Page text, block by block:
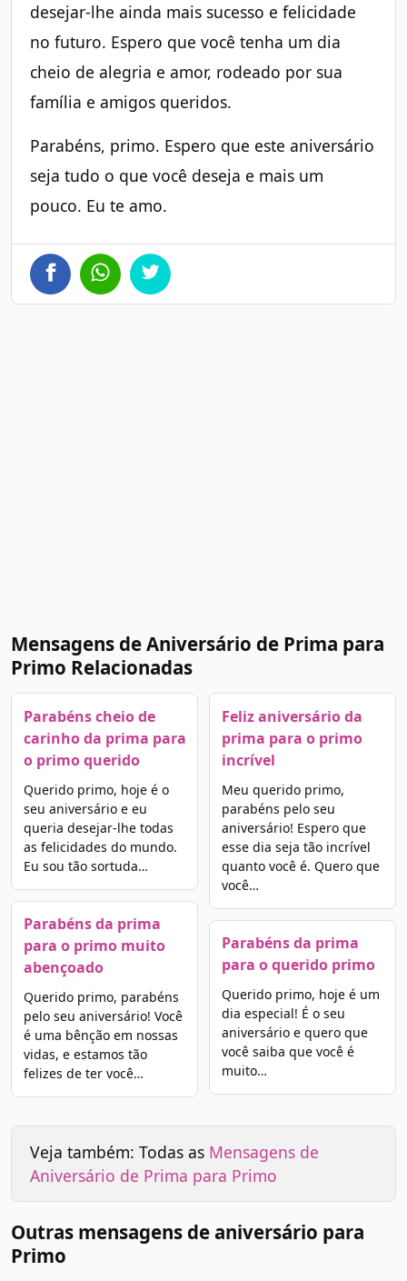
desejar-lhe ainda mais sucesso e felicidade
no futuro. Espero que você tenha um dia
cheio de alegria e amor, rodeado por sua
família e amigos queridos.
Parabéns, primo. Espero que este aniversário
seja tudo o que você deseja e mais um
pouco. Eu te amo.
Mensagens de Aniversário de Prima para
Primo Relacionadas
Parabéns cheio de
carinho da prima para
o primo querido
Querido primo, hoje é o
seu aniversário e eu
queria desejar-lhe todas
as felicidades do mundo.
Eu sou tão sortuda…
Parabéns da prima
para o primo muito
abençoado
Querido primo, parabéns
pelo seu aniversário! Você
é uma bênção em nossas
vidas, e estamos tão
felizes de ter você…
Feliz aniversário da
prima para o primo
incrível
Meu querido primo,
parabéns pelo seu
aniversário! Espero que
esse dia seja tão incrível
quanto você é. Quero que
você…
Parabéns da prima
para o querido primo
Querido primo, hoje é um
dia especial! É o seu
aniversário e quero que
você saiba que você é
muito…
Veja também: Todas as Mensagens de
Aniversário de Prima para Primo
Outras mensagens de aniversário para
Primo